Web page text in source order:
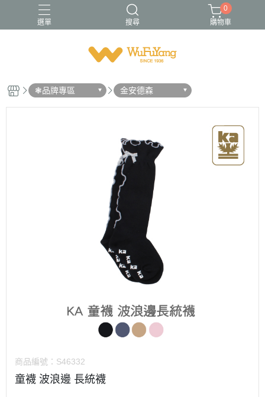
選單 搜尋
0
購物車
❃品牌專區 金安德森
商品編號： S46332
童襪 波浪邊 長統襪